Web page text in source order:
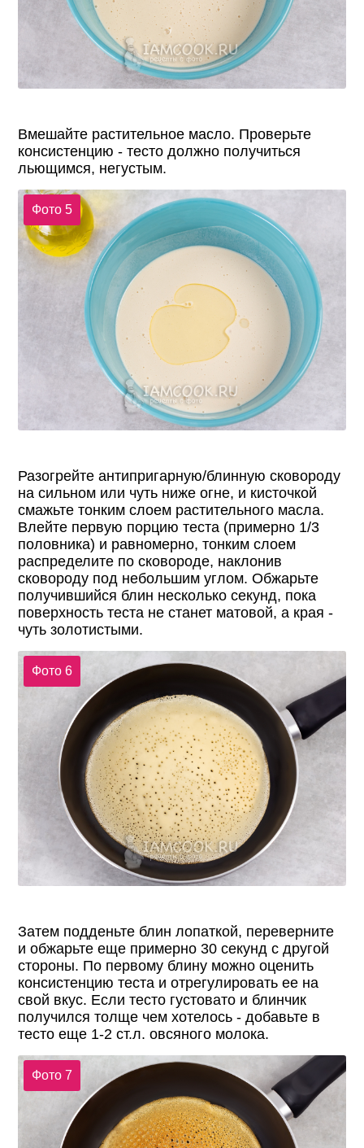
Вмешайте растительное масло. Проверьте
консистенцию - тесто должно получиться
льющимся, негустым.
Фото 5
Разогрейте антипригарную/блинную сковороду
на сильном или чуть ниже огне, и кисточкой
смажьте тонким слоем растительного масла.
Влейте первую порцию теста (примерно 1/3
половника) и равномерно, тонким слоем
распределите по сковороде, наклонив
сковороду под небольшим углом. Обжарьте
получившийся блин несколько секунд, пока
поверхность теста не станет матовой, а края -
чуть золотистыми.
Фото 6
Затем подденьте блин лопаткой, переверните
и обжарьте еще примерно 30 секунд с другой
стороны. По первому блину можно оценить
консистенцию теста и отрегулировать ее на
свой вкус. Если тесто густовато и блинчик
получился толще чем хотелось - добавьте в
тесто еще 1-2 ст.л. овсяного молока.
Фото 7